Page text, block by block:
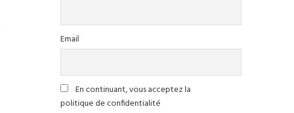
Email
En continuant, vous acceptez la
politique de confidentialité